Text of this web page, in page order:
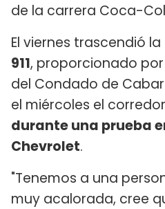
de la carrera Coca-
El viernes trascendió
911, proporcionado
del Condado de
el miércoles el corredor
durante una prueba
Chevrolet.
"Tenemos a una
muy acalorada, cree